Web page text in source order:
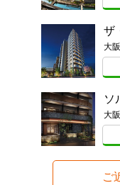
ザ
大
ご